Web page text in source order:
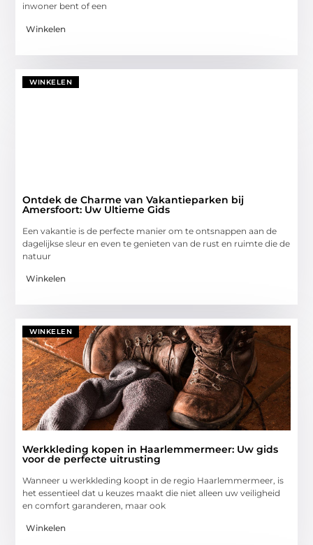
inwoner bent of een
Winkelen
WINKELEN
Ontdek de Charme van Vakantieparken bij
Amersfoort: Uw Ultieme Gids
Een vakantie is de perfecte manier om te ontsnappen aan de
dagelijkse sleur en even te genieten van de rust en ruimte die de
natuur
Winkelen
WINKELEN
Werkkleding kopen in Haarlemmermeer: Uw gids
voor de perfecte uitrusting
Wanneer u werkkleding koopt in de regio Haarlemmermeer, is
het essentieel dat u keuzes maakt die niet alleen uw veiligheid
en comfort garanderen, maar ook
Winkelen